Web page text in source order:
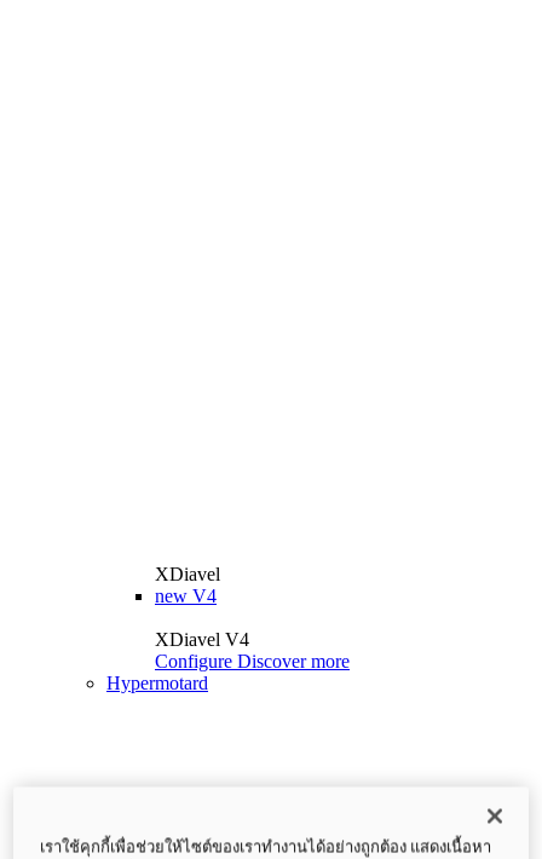
XDiavel
new V4
XDiavel V4
Configure Discover more
Hypermotard
เราใช้คุกกี้เพื่อช่วยให้ไซต์ของเราทำงานได้อย่างถูกต้อง แสดงเนื้อหา